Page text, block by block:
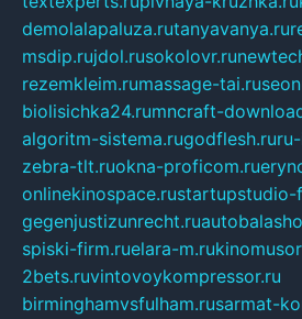
demolalapaluza.rutanyavanya.ru
msdip.rujdol.rusokolovr.ru
rezemkleim.rumassage-tai.ru
biolisichka24.rumncraft-
algoritm-sistema.rugodflesh.ru
zebra-tlt.ruokna-proficom.ru
onlinekinospace.rustartupstudio-
gegenjustizunrecht.ru
spiski-firm.ruelara-m.ru
2bets.ruvintovoykompressor.ru
birminghamvsfulham.rusarmat-